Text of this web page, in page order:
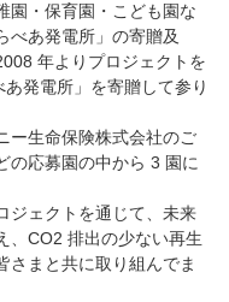
園・保育園・こども園な
べあ発電所」の寄贈及
年よりプロジェクトを
発電所」を寄贈して参り
ー生命保険株式会社のご
の応募園の中から 3 園に
ジェクトを通じて、未来
、CO2 排出の少ない再生
さまと共に取り組んでま